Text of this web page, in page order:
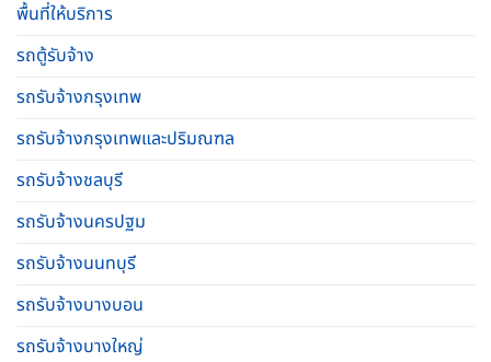
พื้นที่ให้บริการ
รถตู้รับจ้าง
รถรับจ้างกรุงเทพ
รถรับจ้างกรุงเทพและปริมณฑล
รถรับจ้างชลบุรี
รถรับจ้างนครปฐม
รถรับจ้างนนทบุรี
รถรับจ้างบางบอน
รถรับจ้างบางใหญ่